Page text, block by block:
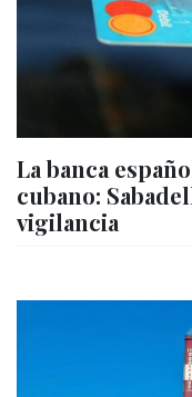
La banca
cubano:
vigilancia